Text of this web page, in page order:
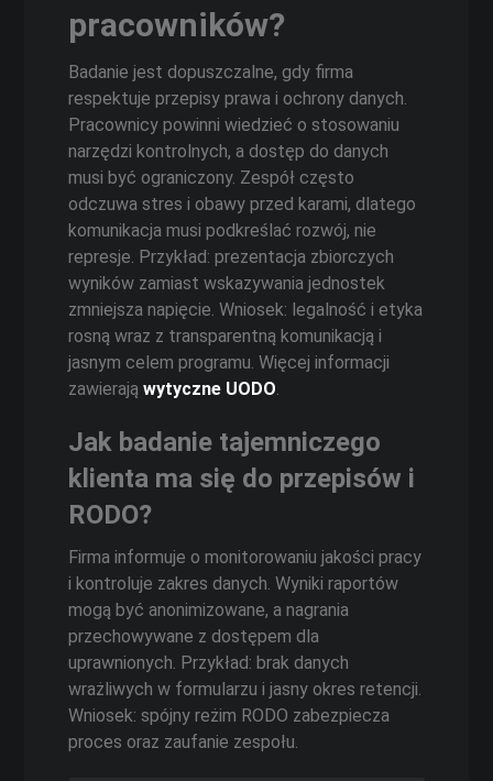
pracowników?
Badanie jest dopuszczalne, gdy firma
respektuje przepisy prawa i ochrony danych.
Pracownicy powinni wiedzieć o stosowaniu
narzędzi kontrolnych, a dostęp do danych
musi być ograniczony. Zespół często
odczuwa stres i obawy przed karami, dlatego
komunikacja musi podkreślać rozwój, nie
represje. Przykład: prezentacja zbiorczych
wyników zamiast wskazywania jednostek
zmniejsza napięcie. Wniosek: legalność i etyka
rosną wraz z transparentną komunikacją i
jasnym celem programu. Więcej informacji
zawierająwytyczne UODO.
Jak badanie tajemniczego
klienta ma się do przepisów i
RODO?
Firma informuje o monitorowaniu jakości pracy
i kontroluje zakres danych. Wyniki raportów
mogą być anonimizowane, a nagrania
przechowywane z dostępem dla
uprawnionych. Przykład: brak danych
wrażliwych w formularzu i jasny okres retencji.
Wniosek: spójny reżim RODO zabezpiecza
proces oraz zaufanie zespołu.